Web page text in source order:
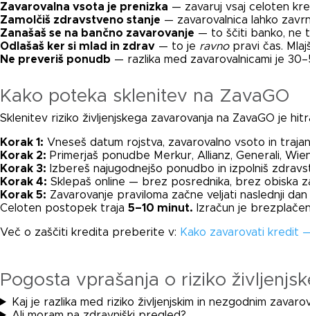
Zavarovalna vsota je prenizka — zavaruj vsaj celoten
Zamolčiš zdravstveno stanje — zavarovalnica lahko
Zanašaš se na bančno zavarovanje — to ščiti banko, ne
Odlašaš ker si mlad in zdrav — to je ravnopravi čas.
Ne preveriš ponudb — razlika med zavarovalnicami je
Kako poteka sklenitev na ZavaGO
Sklenitev riziko življenjskega zavarovanja na ZavaGO je
Korak 1: Vneseš datum rojstva, zavarovalno vsoto in
Korak 2: Primerjaš ponudbe Merkur, Allianz, Generali,
Korak 3: Izbereš najugodnejšo ponudbo in izpolniš
Korak 4: Sklepaš online — brez posrednika, brez obiska
Korak 5: Zavarovanje praviloma začne veljati naslednji
Celoten postopek traja 5–10 minut. Izračun je
Več o zaščiti kredita preberite v: Kako zavarovati kredit
Pogosta vprašanja o riziko
Kaj je razlika med riziko življenjskim in nezgodnim